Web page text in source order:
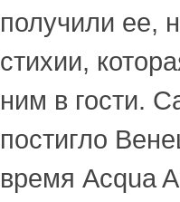
получили ее,
стихии,
ним в гости.
постигло
время Acqua